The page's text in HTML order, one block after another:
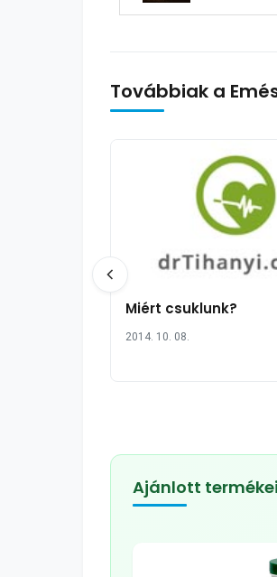
Továbbiak a
Miért csuklunk?
2014. 10. 08.
Ajánlott